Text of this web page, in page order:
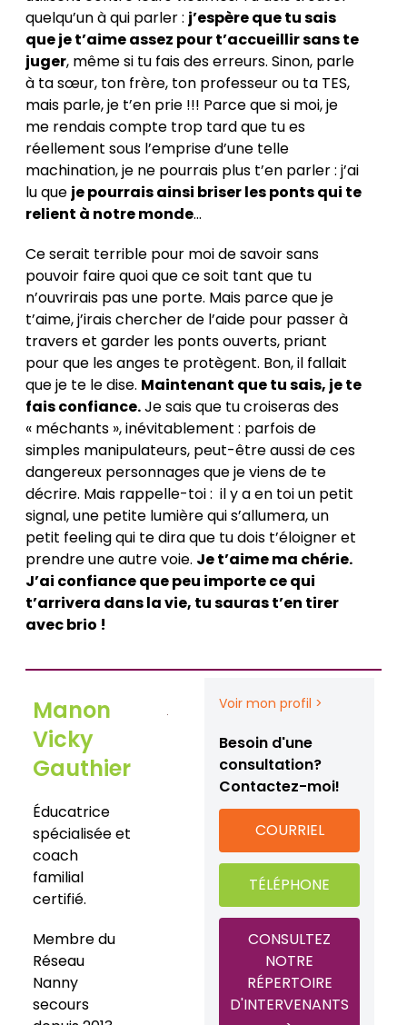
quelqu’un à qui parler : j’espère que tu sais
que je t’aime assez pour t’accueillir sans te
juger, même si tu fais des erreurs. Sinon, parle
à ta sœur, ton frère, ton professeur ou ta TES,
mais parle, je t’en prie !!! Parce que si moi, je
me rendais compte trop tard que tu es
réellement sous l’emprise d’une telle
machination, je ne pourrais plus t’en parler : j’ai
lu que je pourrais ainsi briser les ponts qui te
relient à notre monde…
Ce serait terrible pour moi de savoir sans
pouvoir faire quoi que ce soit tant que tu
n’ouvrirais pas une porte. Mais parce que je
t’aime, j’irais chercher de l’aide pour passer à
travers et garder les ponts ouverts, priant
pour que les anges te protègent. Bon, il fallait
que je te le dise. Maintenant que tu sais, je te
fais confiance.Je sais que tu croiseras des
« méchants », inévitablement : parfois de
simples manipulateurs, peut-être aussi de ces
dangereux personnages que je viens de te
décrire. Mais rappelle-toi : il y a en toi un petit
signal, une petite lumière qui s’allumera, un
petit feeling qui te dira que tu dois t’éloigner et
prendre une autre voie. Je t’aime ma chérie.
J’ai confiance que peu importe ce qui
t’arrivera dans la vie, tu sauras t’en tirer
avec brio !
Manon
Vicky
Gauthier
Éducatrice
spécialisée et
coach
familial
certifié.
Membre du
Réseau
Nanny
secours
Voir mon profil >
Besoin d'une
consultation?
Contactez-moi!
COURRIEL
TÉLÉPHONE
CONSULTEZ
NOTRE
RÉPERTOIRE
D'INTERVENANTS